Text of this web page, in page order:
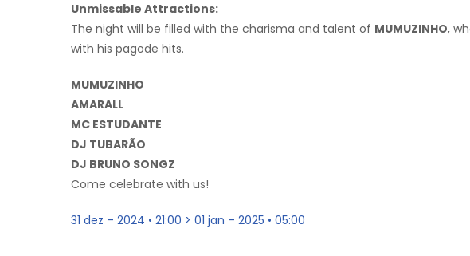
Unmissable Attractions:
The night will be filled with the charisma and talent of MUMUZINHO,
with his pagode hits.
MUMUZINHO
AMARALL
MC ESTUDANTE
DJ TUBARÃO
DJ BRUNO SONGZ
Come celebrate with us!
31 dez – 2024 • 21:00 > 01 jan – 2025 • 05:00